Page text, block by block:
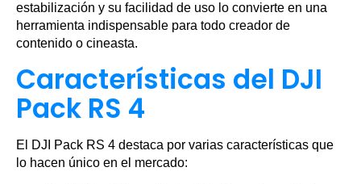
estabilización y su facilidad de uso lo convierte en una
herramienta indispensable para todo creador de
contenido o cineasta.
Características del DJI
Pack RS 4
El DJI Pack RS 4 destaca por varias características que
lo hacen único en el mercado: